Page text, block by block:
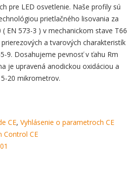
pre LED osvetlenie. Naše profily sú
prietlačného lisovania za
EN 573-3 ) v mechanickom stave T66
a tvarových charakteristík
9. Dosahujeme pevnosť v ťahu Rm
je upravená anodickou oxidáciou a
20 mikrometrov.
CE, Vyhlásenie o parametroch CE
Control CE